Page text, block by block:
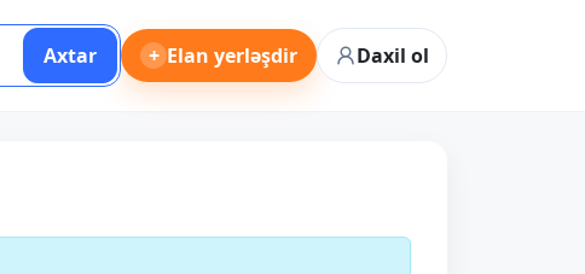
Axtar + Elan yerləşdir Daxil ol